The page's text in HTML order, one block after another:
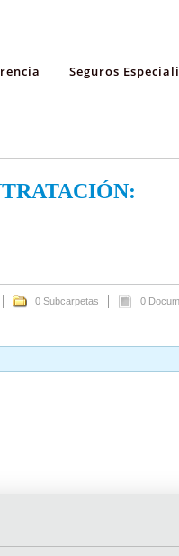
Seguros
0 Subcarpetas 0